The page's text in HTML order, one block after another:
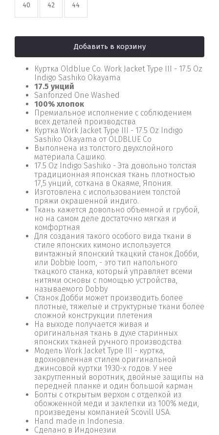
40 42 44
Добавить в корзину
Куртка Oldblue Co. Work Jacket Type III - 17.5 Oz
Indigo Sashiko Okayama
17.5 унций
Sanforized One Washed
100% хлопок
Премиальное исполнение с соблюдением
всех деталей производства
Куртка Work Jacket Type III - 17.5 Oz Indigo
Sashiko Okayama от OLDBLUE Co
Выполнена из толстого двухслойного
материала Сашико.
17.5 Oz Indigo Sashiko - Эта довольно толстая
традиционная японская ткань плотностью
17,5 унций, соткана в Окаяме, Япония.
Изготовлена ​​с использованием толстой
пряжи окрашенной индиго.
Ткань кажется довольно объемной и грубой,
но на самом деле достаточно мягкая и
комфортная
Для создания такого особого вида ткани в
стиле японских кимоно используется
винтажный японский ткацкий станок Добби,
или Dobbie loom, - это тип напольного
ткацкого станка, который управляет всеми
нитями основы с помощью устройства,
называемого Dobby
Станок Добби может производить более
плотные, тяжелые и структурные ткани более
сложной конструкции плетения
На выходе получается живая и
оригинальная ткань в духе старинных
японских тканей ручного производства
Модель Work Jacket Type III - куртка,
вдохновленная стилем оригинальной
джинсовой куртки 1930-х годов. У нее
закругленный воротник, двойные защипы на
передней планке и один большой карман
Болты с открытым верхом с отделкой из
обожженной меди и заклепки из 100% меди,
произведены компанией Scovill USA.
Hand made in Indonesia.
Сделано в Индонезии